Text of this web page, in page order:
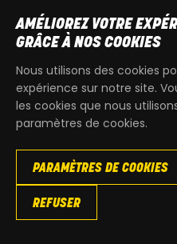
SAM
T+32
Copyright© 2026 KdQuad.
Cookies
AMÉLIOREZ VOTRE
GRÂCE À NOS COOKIES
Nous utilisons des cookies
expérience sur notre site.
les cookies que nous
paramètres de cookies.
PARAMÈTRES DE COOKIES
REFUSER